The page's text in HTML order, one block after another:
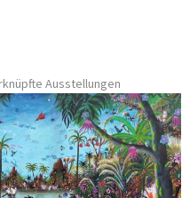
Ausstellungen